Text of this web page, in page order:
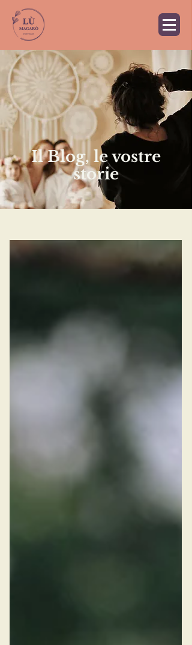
Il Blog, le vostre
storie